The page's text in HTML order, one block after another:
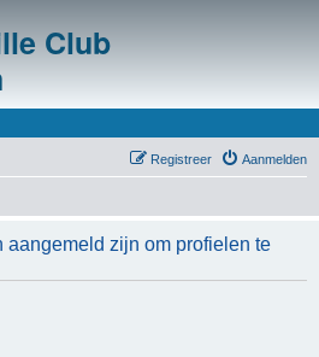
Club
Aanmelden
Registreer
aangemeld zijn om profielen te